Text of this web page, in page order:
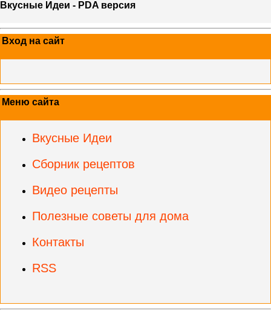
Вкусные Идеи - PDA версия
Вход на сайт
Меню сайта
Вкусные Идеи
Сборник рецептов
Видео рецепты
Полезные советы для дома
Контакты
RSS